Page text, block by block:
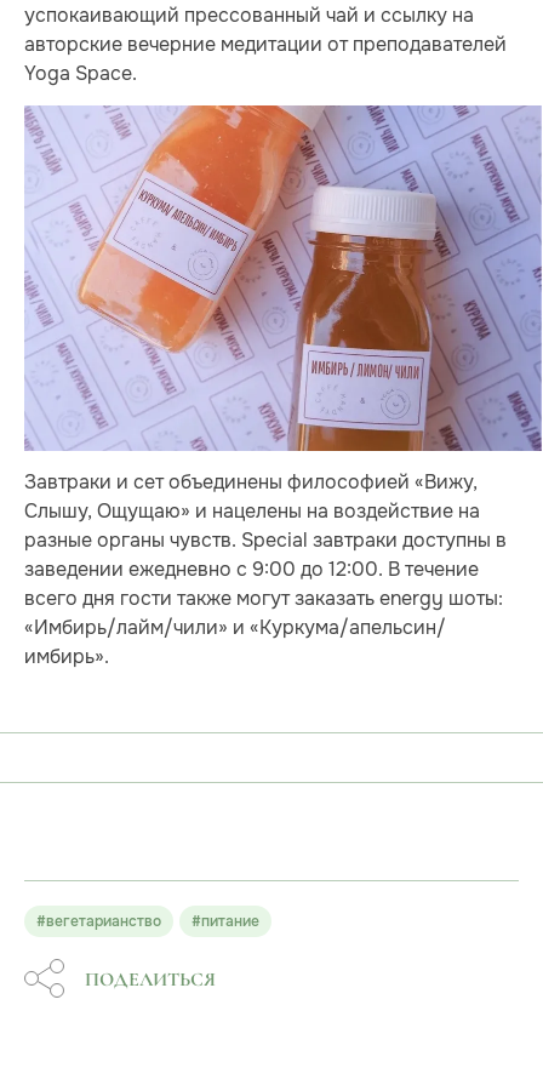
успокаивающий прессованный чай и ссылку на
авторские вечерние медитации от преподавателей
Yoga Space.
Завтраки и сет объединены философией «Вижу,
Слышу, Ощущаю» и нацелены на воздействие на
разные органы чувств. Special завтраки доступны в
заведении ежедневно с 9:00 до 12:00. В течение
всего дня гости также могут заказать energy шоты:
«Имбирь/лайм/чили» и «Куркума/апельсин/
имбирь».
#вегетарианство #питание
ПОДЕЛИТЬСЯ